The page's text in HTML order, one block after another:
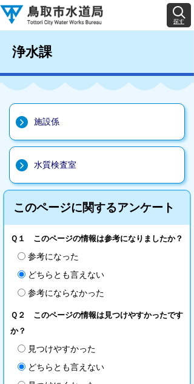
探す
浄水課
施設係
水質検査室
このページに関するアンケート
Ｑ１ このページの情報は参考になりましたか？
参考になった
どちらとも言えない
参考にならなかった
Ｑ２ このページの情報は見つけやすかったです
か？
見つけやすかった
どちらとも言えない